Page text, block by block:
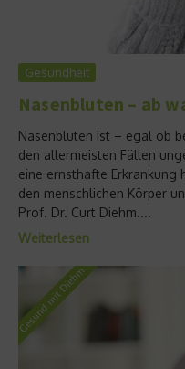
Gesundheit
Nasenbluten – ab
Nasenbluten ist – egal ob
den allermeisten Fällen
eine ernsthafte Erkrankung
den menschlichen Körper
Prof. Dr. Curt Diehm....
Weiterlesen